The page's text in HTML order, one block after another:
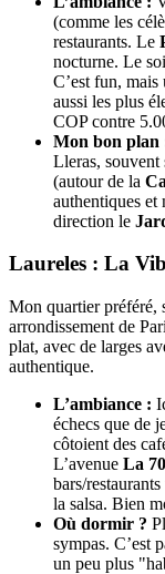
(comme les
restaurants. Le
nocturne. Le
C’est fun,
aussi les plus
COP contre
Mon bon plan
Lleras, souvent
(autour de la
authentiques
direction le
Laureles : La
Mon quartier préféré,
arrondissement de
plat, avec de larges
authentique.
L’ambiance :
échecs que de
côtoient des
L’avenue La 70
bars/
la salsa. Bien
Où dormir ?
sympas. C’est
un peu plus